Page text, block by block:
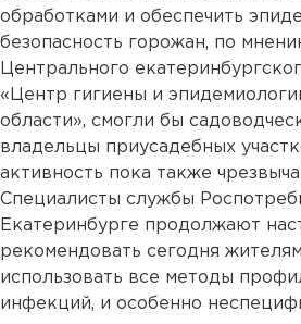
обработками и обеспечить
безопасность горожан, по
Центрального
«Центр гигиены и
области», смогли бы
владельцы приусадебных
активность пока также
Специалисты службы
Екатеринбурге продолжают
рекомендовать сегодня
использовать все методы
инфекций, и особенно